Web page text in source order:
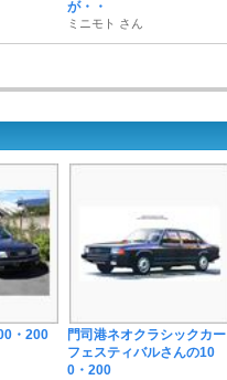
が・・
ミニモト さん
・200
門司港ネオクラシックカー
フェスティバルさんの10
0・200